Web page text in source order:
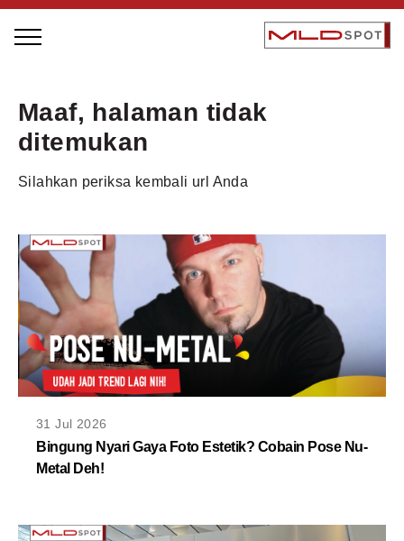
LOCAL GREATNESS
INSPIRING PRODUCTS
INSPIRING COMMUNITIES
TRENDING
EVENTS
MLDPODCAST
VIDEOS
MLDPOINTS
Maaf, halaman tidak
ditemukan
Silahkan periksa kembali url Anda
31 Jul 2026
Bingung Nyari Gaya Foto Estetik? Cobain Pose Nu-
Metal Deh!